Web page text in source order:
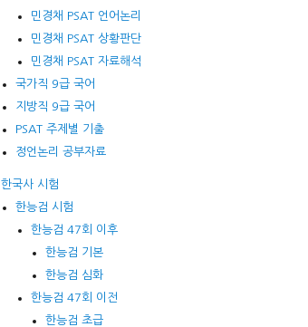
민경채 PSAT 언어논리
민경채 PSAT 상황판단
민경채 PSAT 자료해석
국가직 9급 국어
지방직 9급 국어
PSAT 주제별 기출
정언논리 공부자료
한국사 시험
한능검 시험
한능검 47회 이후
한능검 기본
한능검 심화
한능검 47회 이전
한능검 초급